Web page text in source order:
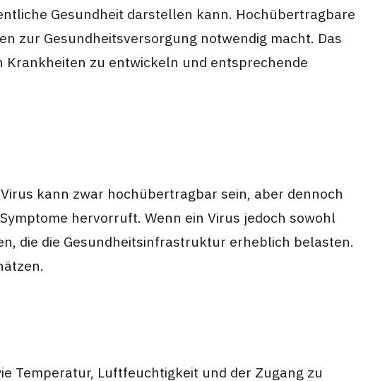
Gesundheit darstellen kann. Hochübertragbare
zur Gesundheitsversorgung notwendig macht. Das
zu entwickeln und entsprechende
kann zwar hochübertragbar sein, aber dennoch
hervorruft. Wenn ein Virus jedoch sowohl
die die Gesundheitsinfrastruktur erheblich belasten.
Temperatur, Luftfeuchtigkeit und der Zugang zu